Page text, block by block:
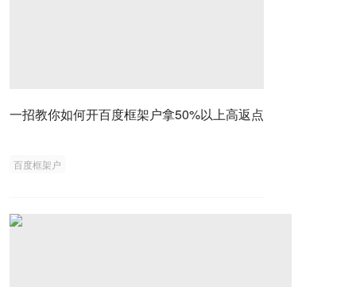
一招教你如何开百度框架户拿50%以上高返点
百度框架户